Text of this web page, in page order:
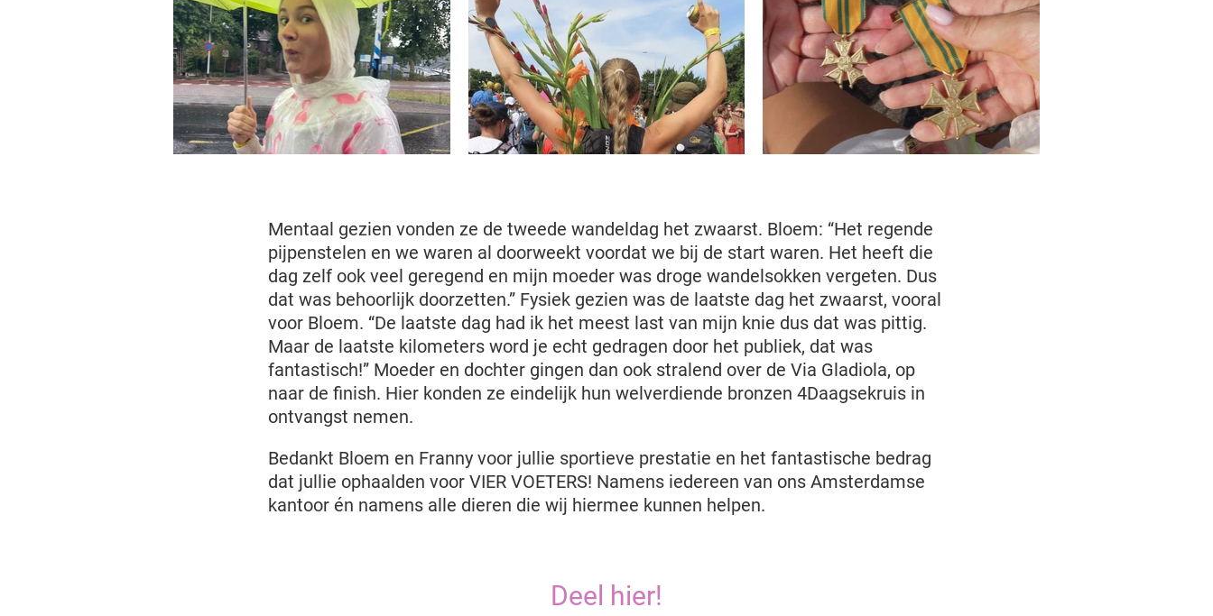
Mentaal gezien vonden ze de tweede wandeldag het zwaarst. Bloem: “Het regende
pijpenstelen en we waren al doorweekt voordat we bij de start waren. Het heeft die
dag zelf ook veel geregend en mijn moeder was droge wandelsokken vergeten. Dus
dat was behoorlijk doorzetten.” Fysiek gezien was de laatste dag het zwaarst, vooral
voor Bloem. “De laatste dag had ik het meest last van mijn knie dus dat was pittig.
Maar de laatste kilometers word je echt gedragen door het publiek, dat was
fantastisch!” Moeder en dochter gingen dan ook stralend over de Via Gladiola, op
naar de finish. Hier konden ze eindelijk hun welverdiende bronzen 4Daagsekruis in
ontvangst nemen.
Bedankt Bloem en Franny voor jullie sportieve prestatie en het fantastische bedrag
dat jullie ophaalden voor VIER VOETERS! Namens iedereen van ons Amsterdamse
kantoor én namens alle dieren die wij hiermee kunnen helpen.
Deel hier!